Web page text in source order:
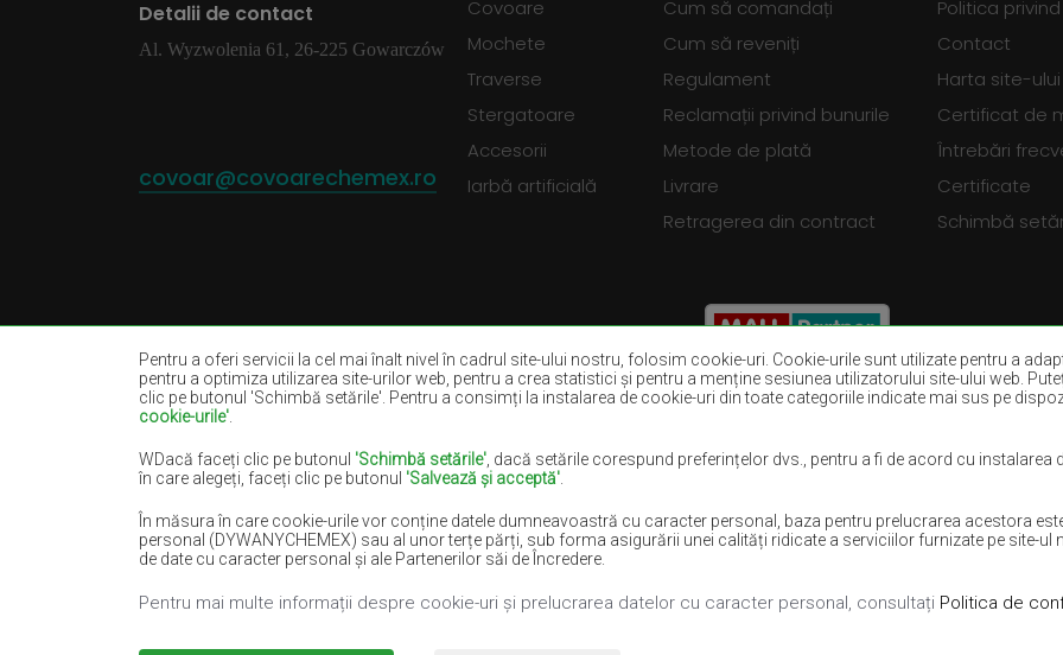
Pentru a oferi servicii la cel mai înalt nivel în cadrul site-ului nostru, folosim cookie-uri. Cookie-urile sunt utilizate pentru a
pentru a optimiza utilizarea site-urilor web, pentru a crea statistici și pentru a menține sesiunea utilizatorului site-ului web.
clic pe butonul 'Schimbă setările'. Pentru a consimți la instalarea de cookie-uri din toate categoriile indicate mai sus pe
cookie-urile'
WDacă faceți clic pe butonul 'Schimbă setările' , dacă setările corespund preferințelor dvs., pentru a fi de acord cu
în care alegeți, faceți clic pe butonul 'Salvează și acceptă'
În măsura în care cookie-urile vor conține datele dumneavoastră cu caracter personal, baza pentru prelucrarea acestora
personal (DYWANYCHEMEX) sau al unor terțe părți, sub forma asigurării unei calități ridicate a serviciilor furnizate pe site-
de date cu caracter personal și ale Partenerilor săi de Încredere.
Pentru mai multe informații despre cookie-uri și prelucrarea datelor cu caracter personal, consultați Politica de
Detalii de contact
Al. Wyzwolenia 61, 26-225 Gowarczów
covoar@covoarechemex.ro
Covoare
Mochete
Traverse
Stergatoare
Accesorii
Iarbă artificială
Cum să comandați
Cum să reveniți
Regulament
Reclamații privind bunurile
Metode de plată
Livrare
Retragerea din contract
Politica
Contact
Harta site-ului
Certificat de
Întrebări
Certificate
Schimbă
Covoare bej
Covoare negre
Covoare roșii Covoare violet Covoare
Covoare somon
Covoare crem
Covoare albastre
Covoare portocalii Covoare roz Covoare gri
Covoare verzi
Covoare aurii